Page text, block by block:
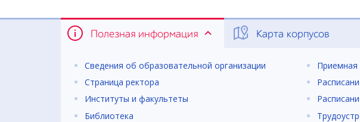
Полезная информация Карта корпусов
Сведения об образовательной организации
Страница ректора
Институты и факультеты
Библиотека
Приемная